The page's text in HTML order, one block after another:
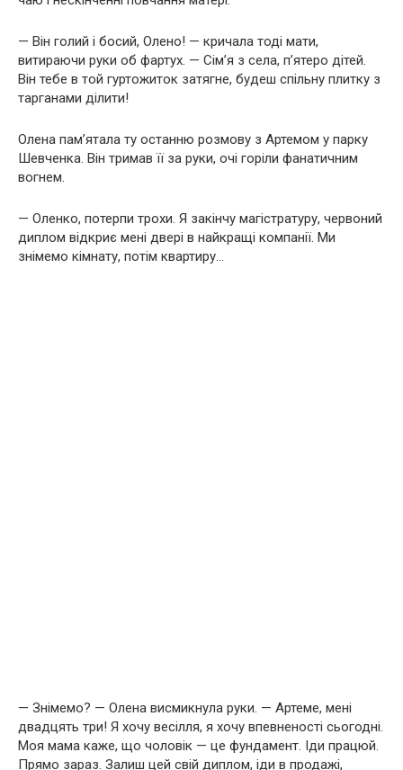
— Він голий і босий, Олено! — кричала тоді мати,
витираючи руки об фартух. — Сім’я з села, п’ятеро дітей.
Він тебе в той гуртожиток затягне, будеш спільну плитку з
тарганами ділити!
Олена пам’ятала ту останню розмову з Артемом у парку
Шевченка. Він тримав її за руки, очі горіли фанатичним
вогнем.
— Оленко, потерпи трохи. Я закінчу магістратуру, червоний
диплом відкриє мені двері в найкращі компанії. Ми
знімемо кімнату, потім квартиру…
— Знімемо? — Олена висмикнула руки. — Артеме, мені
двадцять три! Я хочу весілля, я хочу впевненості сьогодні.
Моя мама каже, що чоловік — це фундамент. Іди працюй.
Прямо зараз. Залиш цей свій диплом, іди в продажі,